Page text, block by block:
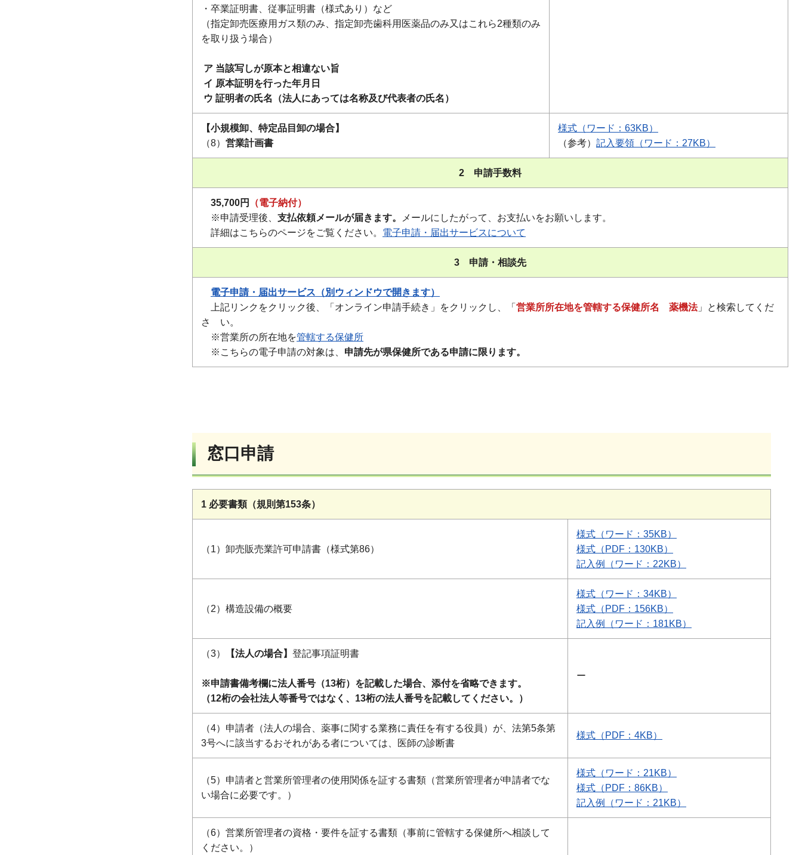
・卒業証明書、従事証明書（様式あり）など
（指定卸売医療用ガス類のみ、指定卸売歯科用医薬品のみ又はこれら2種類のみ
を取り扱う場合）
ア 当該写しが原本と相違ない旨
イ 原本証明を行った年月日
ウ 証明者の氏名（法人にあっては名称及び代表者の氏名）
【小規模卸、特定品目卸の場合】
（8） 営業計画書
様式（ワード：63KB）
（参考） 記入要領（ワード：27KB）
2 申請手数料
35,700円
（電子納付）
※申請受理後、 支払依頼メールが届きます。
メールにしたがって、お支払いをお願いします。
詳細はこちらのページをご覧ください。 電子申請・届出サービスについて
3 申請・相談先
電子申請・届出サービス（別ウィンドウで開きます）
上記リンクをクリック後、「オンライン申請手続き」をクリックし、「 営業所所在地を管轄する保健所名 薬機法」と検索してくだ
さ い。
※営業所の所在地を管轄する保健所
※こちらの電子申請の対象は、 申請先が県保健所である申請に限ります。
窓口申請
1 必要書類（規則第153条）
（1）卸売販売業許可申請書（様式第86）
様式（ワード：35KB）
様式（PDF：130KB）
記入例（ワード：22KB）
（2）構造設備の概要
様式（ワード：34KB）
様式（PDF：156KB）
記入例（ワード：181KB）
（3） 【法人の場合】 登記事項証明書
※申請書備考欄に法人番号（13桁）を記載した場合、添付を省略できます。
（12桁の会社法人等番号ではなく、13桁の法人番号を記載してください。）
ー
（4）申請者（法人の場合、薬事に関する業務に責任を有する役員）が、法第5条第
3号へに該当するおそれがある者については、医師の診断書
様式（PDF：4KB）
（5）申請者と営業所管理者の使用関係を証する書類（営業所管理者が申請者でな
い場合に必要です。）
様式（ワード：21KB）
様式（PDF：86KB）
記入例（ワード：21KB）
（6）営業所管理者の資格・要件を証する書類（事前に管轄する保健所へ相談して
ください。）